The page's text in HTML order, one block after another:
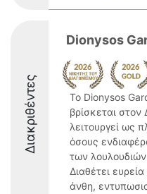
Διακριθέντες
Dionysos
Το Dionysos
βρίσκεται στον
λειτουργεί ως
όσους
των
Διαθέτει
άνθη,